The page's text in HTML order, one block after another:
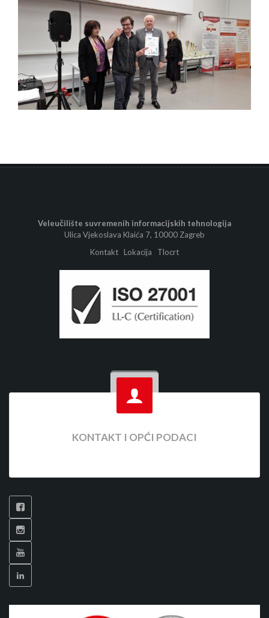
Veleučilište suvremenih informacijskih tehnologija
Ulica Vjekoslava Klaića 7, 10000 Zagreb
Kontakt Lokacija Tlocrt
KONTAKT I OPĆI PODACI